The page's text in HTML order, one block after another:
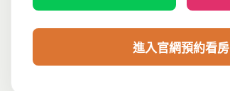
進入官網預約看房